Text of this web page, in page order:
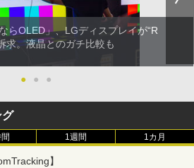
らOLED」、LGディスプレイが“R
求。液晶とのガチ比較も
● ● ●
グ
1週間 1カ月
】